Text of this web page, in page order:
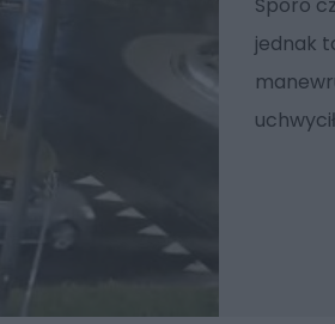
jednak